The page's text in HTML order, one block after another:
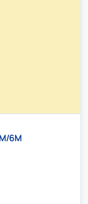
6M